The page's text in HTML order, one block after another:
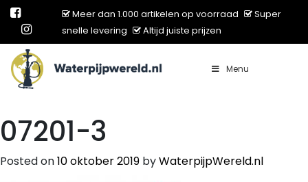
Meer dan 1.000 artikelen op voorraad
Super
snelle levering
Altijd juiste prijzen
Main Navigation Menu
07201-3
Posted on10 oktober 2019 byWaterpijpWereld.nl